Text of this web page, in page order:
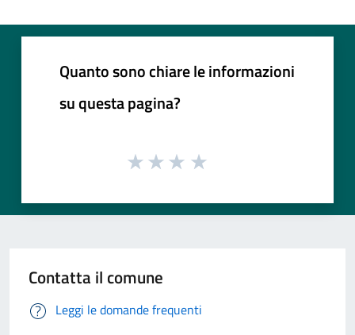
Quanto sono chiare le informazioni
su questa pagina?
Contatta il comune
Leggi le domande frequenti